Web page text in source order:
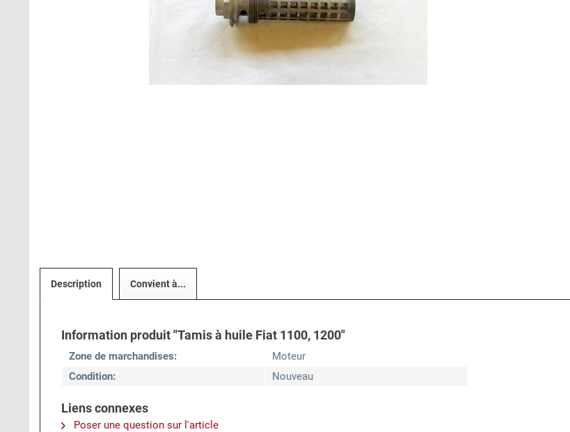
Description Convient à...
Information produit "Tamis à huile Fiat 1100, 1200"
Zone de marchandises:
Moteur
Condition:
Nouveau
Liens connexes
Poser une question sur l'article